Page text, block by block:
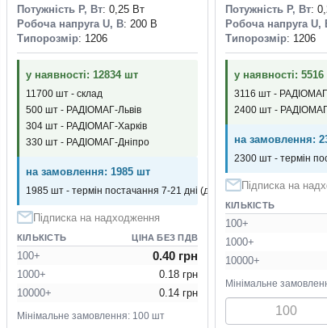
Потужність P, Вт: 0,25 Вт
Робоча напруга U, В: 200 В
Типорозмір: 1206
у наявності: 12834 шт
11700 шт - склад
500 шт - РАДІОМАГ-Львів
304 шт - РАДІОМАГ-Харків
330 шт - РАДІОМАГ-Дніпро
на замовлення: 1985 шт
1985 шт - термін постачання 7-21 дні (днів)
Підписка на надходження
КІЛЬКІСТЬ ЦІНА БЕЗ ПДВ
100+ 0.40 грн
1000+
0.18 грн
10000+
0.14 грн
Мінімальне замовлення: 100 шт
Потужність P, Вт:
Робоча напруга U,
Типорозмір: 1206
у наявності:
3116 шт -
2400 шт -
на замовлення:
2300 шт - термін
Підписка на
КІЛЬКІСТЬ
100+
1000+
10000+
Мінімальне